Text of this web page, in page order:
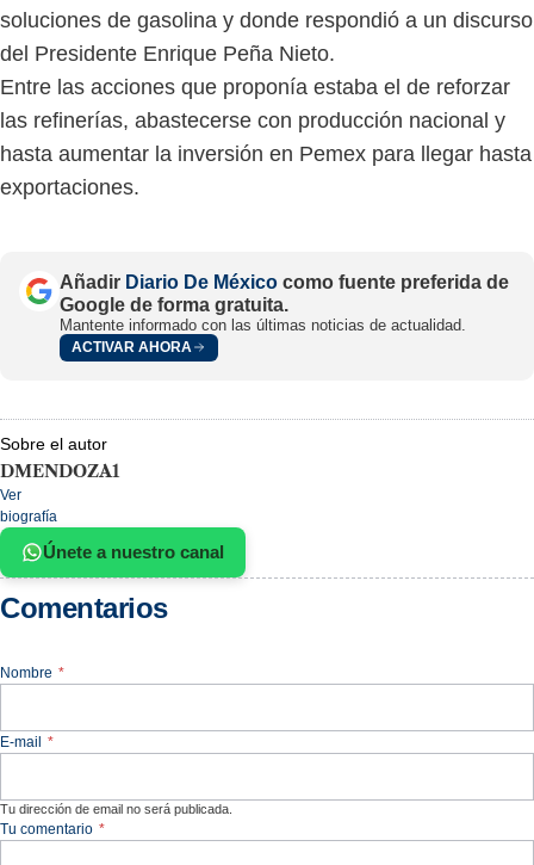
soluciones de gasolina y donde respondió a un discurso
del Presidente Enrique Peña Nieto.
Entre las acciones que proponía estaba el de reforzar
las refinerías, abastecerse con producción nacional y
hasta aumentar la inversión en Pemex para llegar hasta
exportaciones.
Añadir Diario De México como fuente preferida de
Google de forma gratuita.
Mantente informado con las últimas noticias de actualidad.
ACTIVAR AHORA
Sobre el autor
DMENDOZA1
Ver
biografía
Únete a nuestro canal
Comentarios
Nombre *
E-mail *
Tu dirección de email no será publicada.
Tu comentario *